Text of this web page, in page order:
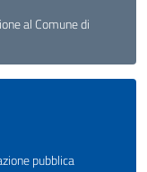
al Comune di
pubblica